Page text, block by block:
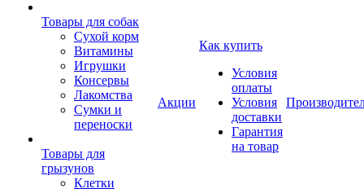
Товары для собак
Cухой корм
Витамины
Игрушки
Консервы
Лакомства
Сумки и
переноски
Товары для
грызунов
Клетки
Акции
Как купить
Условия
оплаты
Условия
доставки
Гарантия
на товар